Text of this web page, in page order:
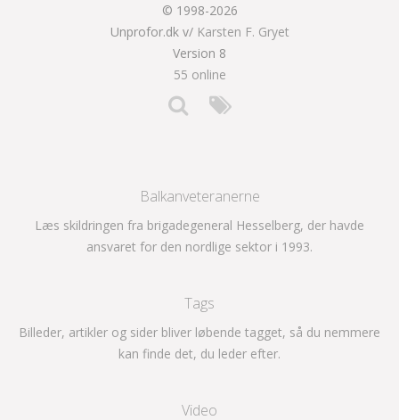
© 1998-2026
Unprofor.dk v/ Karsten F. Gryet
Version 8
55 online
Balkanveteranerne
Læs skildringen fra brigadegeneral Hesselberg, der havde
ansvaret for den nordlige sektor i 1993.
Tags
Billeder, artikler og sider bliver løbende tagget, så du nemmere
kan finde det, du leder efter.
Video